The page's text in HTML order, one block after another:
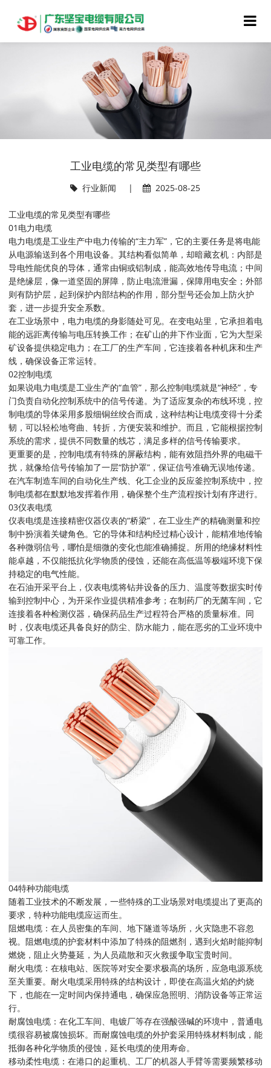
工业电缆的常见类型有哪些
行业新闻 | 2025-08-25
工业电缆的常见类型有哪些
01电力电缆
电力电缆是工业生产中电力传输的“主力军”，它的主要任务是将电能
从电源输送到各个用电设备。其结构看似简单，却暗藏玄机：内部是
导电性能优良的导体，通常由铜或铝制成，能高效地传导电流；中间
是绝缘层，像一道坚固的屏障，防止电流泄漏，保障用电安全；外部
则有防护层，起到保护内部结构的作用，部分型号还会加上防火护
套，进一步提升安全系数。
在工业场景中，电力电缆的身影随处可见。在变电站里，它承担着电
能的远距离传输与电压转换工作；在矿山的井下作业面，它为大型采
矿设备提供稳定电力；在工厂的生产车间，它连接着各种机床和生产
线，确保设备正常运转。
02控制电缆
如果说电力电缆是工业生产的“血管”，那么控制电缆就是“神经”，专
门负责自动化控制系统中的信号传递。为了适应复杂的布线环境，控
制电缆的导体采用多股细铜丝绞合而成，这种结构让电缆变得十分柔
韧，可以轻松地弯曲、转折，方便安装和维护。而且，它能根据控制
系统的需求，提供不同数量的线芯，满足多样的信号传输要求。
更重要的是，控制电缆有特殊的屏蔽结构，能有效阻挡外界的电磁干
扰，就像给信号传输加了一层“防护罩”，保证信号准确无误地传递。
在汽车制造车间的自动化生产线、化工企业的反应釜控制系统中，控
制电缆都在默默地发挥着作用，确保整个生产流程按计划有序进行。
03仪表电缆
仪表电缆是连接精密仪器仪表的“桥梁”，在工业生产的精确测量和控
制中扮演着关键角色。它的导体和结构经过精心设计，能精准地传输
各种微弱信号，哪怕是细微的变化也能准确捕捉。所用的绝缘材料性
能卓越，不仅能抵抗化学物质的侵蚀，还能在高低温等极端环境下保
持稳定的电气性能。
在石油开采平台上，仪表电缆将钻井设备的压力、温度等数据实时传
输到控制中心，为开采作业提供精准参考；在制药厂的无菌车间，它
连接着各种检测仪器，确保药品生产过程符合严格的质量标准。同
时，仪表电缆还具备良好的防尘、防水能力，能在恶劣的工业环境中
可靠工作。
04特种功能电缆
随着工业技术的不断发展，一些特殊的工业场景对电缆提出了更高的
要求，特种功能电缆应运而生。
阻燃电缆：在人员密集的车间、地下隧道等场所，火灾隐患不容忽
视。阻燃电缆的护套材料中添加了特殊的阻燃剂，遇到火焰时能抑制
燃烧，阻止火势蔓延，为人员疏散和灭火救援争取宝贵时间。
耐火电缆：在核电站、医院等对安全要求极高的场所，应急电源系统
至关重要。耐火电缆采用特殊的结构设计，即使在高温火焰的灼烧
下，也能在一定时间内保持通电，确保应急照明、消防设备等正常运
行。
耐腐蚀电缆：在化工车间、电镀厂等存在强酸强碱的环境中，普通电
缆很容易被腐蚀损坏。而耐腐蚀电缆的外护套采用特殊材料制成，能
抵御各种化学物质的侵蚀，延长电缆的使用寿命。
移动柔性电缆：在港口的起重机、工厂的机器人手臂等需要频繁移动